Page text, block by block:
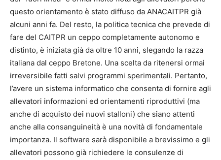
questo orientamento è stato diffuso da ANACAITPR già
alcuni anni fa. Del resto, la politica tecnica che prevede di
fare del CAITPR un ceppo completamente autonomo e
distinto, è iniziata già da oltre 10 anni, slegando la razza
italiana dal ceppo Bretone. Una scelta da ritenersi ormai
irreversibile fatti salvi programmi sperimentali. Pertanto,
l’avere un sistema informatico che consenta di fornire agli
allevatori informazioni ed orientamenti riproduttivi (ma
anche di acquisto dei nuovi stalloni) che siano attenti
anche alla consanguineità è una novità di fondamentale
importanza. Il software sarà disponibile a brevissimo e gli
allevatori possono già richiedere le consulenze di